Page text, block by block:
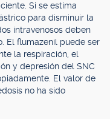
Si se estima
para disminuir la
intravenosos deben
El flumazenil puede ser
la respiración, el
y depresión del SNC
El valor de
no ha sido